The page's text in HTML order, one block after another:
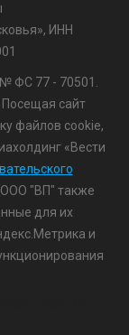
ИНН
ФС 77 - 70501.
сайт
файлов cookie,
«Вести
ООО "ВП" также
для их
и